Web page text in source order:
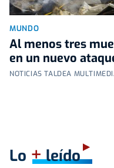
MUNDO
Al menos tres
en un nuevo
NOTICIAS TALDEA
Lo +leído